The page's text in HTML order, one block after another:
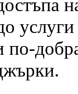
по-